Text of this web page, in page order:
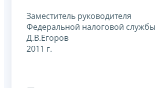
Заместитель руководителя
Федеральной налоговой службы
Д.В.Егоров
2011 г.